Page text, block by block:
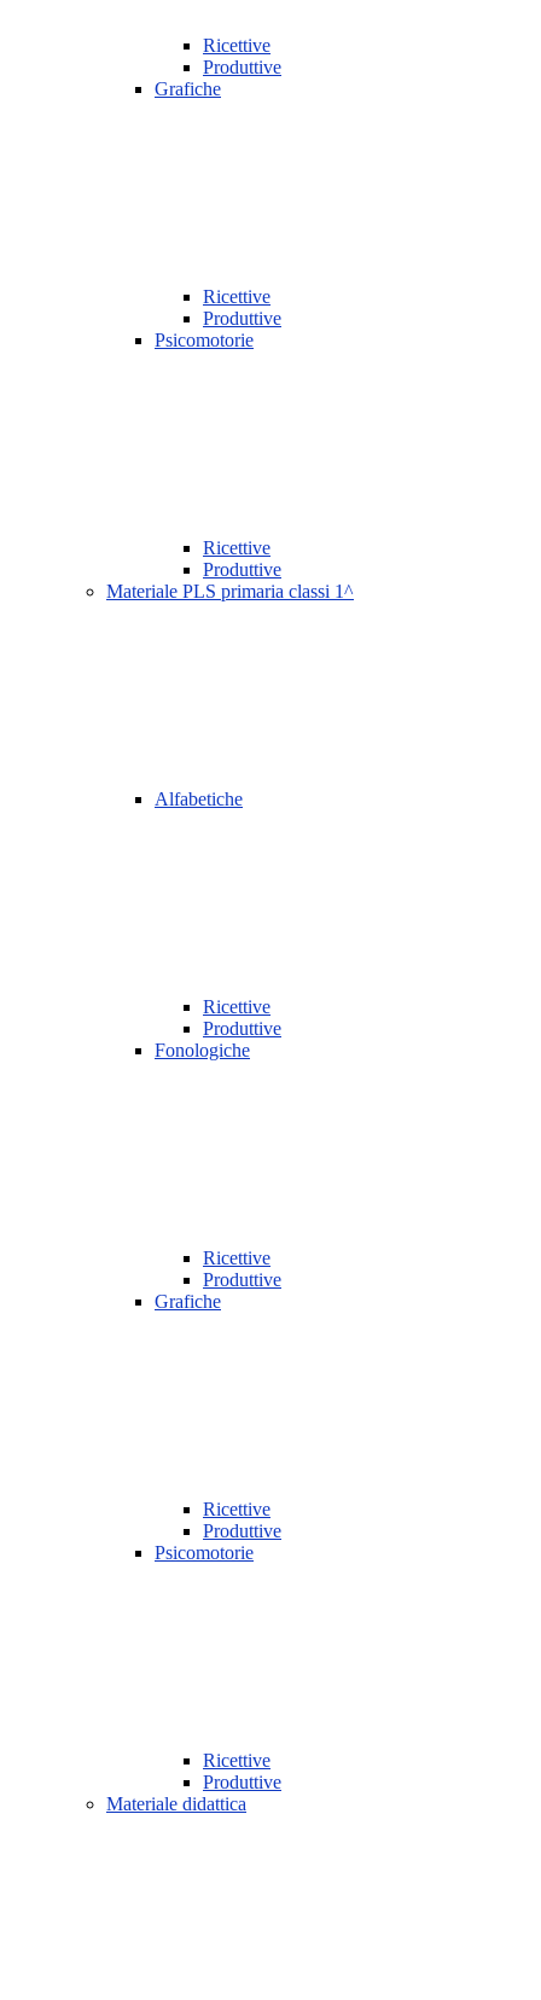
Ricettive
Produttive
Grafiche
Ricettive
Produttive
Psicomotorie
Ricettive
Produttive
Materiale PLS primaria classi 1^
Alfabetiche
Ricettive
Produttive
Fonologiche
Ricettive
Produttive
Grafiche
Ricettive
Produttive
Psicomotorie
Ricettive
Produttive
Materiale didattica